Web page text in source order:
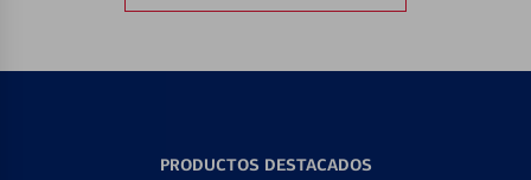
PRODUCTOS DESTACADOS